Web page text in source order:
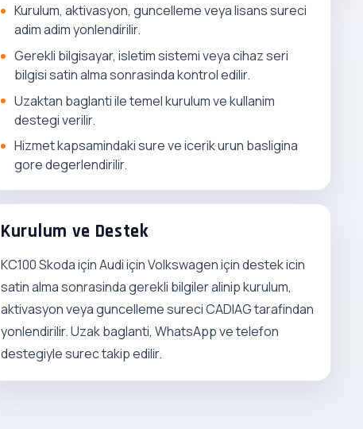
Kurulum, aktivasyon, guncelleme veya lisans sureci
adim adim yonlendirilir.
Gerekli bilgisayar, isletim sistemi veya cihaz seri
bilgisi satin alma sonrasinda kontrol edilir.
Uzaktan baglanti ile temel kurulum ve kullanim
destegi verilir.
Hizmet kapsamindaki sure ve icerik urun basligina
gore degerlendirilir.
Kurulum ve Destek
KC100 Skoda için Audi için Volkswagen için destek icin
satin alma sonrasinda gerekli bilgiler alinip kurulum,
aktivasyon veya guncelleme sureci CADIAG tarafindan
yonlendirilir. Uzak baglanti, WhatsApp ve telefon
destegiyle surec takip edilir.